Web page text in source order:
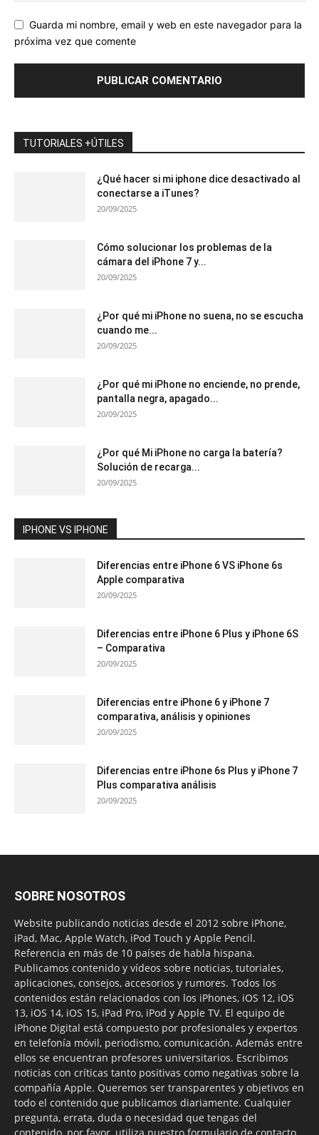
Guarda mi nombre, email y web en este navegador para la
próxima vez que comente
TUTORIALES +ÚTILES
¿Qué hacer si mi iphone dice desactivado al
conectarse a iTunes?
20/09/2025
Cómo solucionar los problemas de la
cámara del iPhone 7 y...
20/09/2025
¿Por qué mi iPhone no suena, no se escucha
cuando me...
20/09/2025
¿Por qué mi iPhone no enciende, no prende,
pantalla negra, apagado...
20/09/2025
¿Por qué Mi iPhone no carga la batería?
Solución de recarga...
20/09/2025
IPHONE VS IPHONE
Diferencias entre iPhone 6 VS iPhone 6s
Apple comparativa
20/09/2025
Diferencias entre iPhone 6 Plus y iPhone 6S
– Comparativa
20/09/2025
Diferencias entre iPhone 6 y iPhone 7
comparativa, análisis y opiniones
20/09/2025
Diferencias entre iPhone 6s Plus y iPhone 7
Plus comparativa análisis
20/09/2025
SOBRE NOSOTROS
Website publicando noticias desde el 2012 sobre iPhone,
iPad, Mac, Apple Watch, iPod Touch y Apple Pencil.
Referencia en más de 10 países de habla hispana.
Publicamos contenido y vídeos sobre noticias, tutoriales,
aplicaciones, consejos, accesorios y rumores. Todos los
contenidos están relacionados con los iPhones, iOS 12, iOS
13, iOS 14, iOS 15, iPad Pro, iPod y Apple TV. El equipo de
iPhone Digital está compuesto por profesionales y expertos
en telefonía móvil, periodismo, comunicación. Además entre
ellos se encuentran profesores universitarios. Escribimos
noticias con críticas tanto positivas como negativas sobre la
compañía Apple. Queremos ser transparentes y objetivos en
todo el contenido que publicamos diariamente. Cualquier
pregunta, errata, duda o necesidad que tengas del